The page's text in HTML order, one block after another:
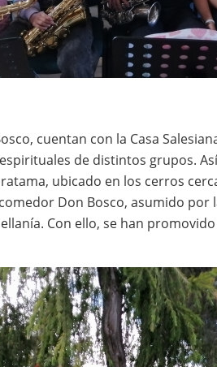
cuentan con la Casa
de distintos grupos.
ubicado en los cerros
Don Bosco, asumido por
Con ello, se han